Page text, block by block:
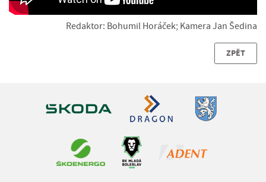
Redaktor: Bohumil Horáček; Kamera Jan Šedina
ZPĚT